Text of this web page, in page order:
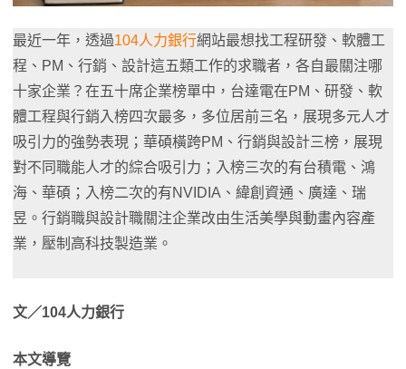
最近一年，透過104人力銀行網站最想找工程研發、軟體工
程、PM、行銷、設計這五類工作的求職者，各自最關注哪
十家企業？在五十席企業榜單中，台達電在PM、研發、軟
體工程與行銷入榜四次最多，多位居前三名，展現多元人才
吸引力的強勢表現；華碩橫跨PM、行銷與設計三榜，展現
對不同職能人才的綜合吸引力；入榜三次的有台積電、鴻
海、華碩；入榜二次的有NVIDIA、緯創資通、廣達、瑞
昱。行銷職與設計職關注企業改由生活美學與動畫內容產
業，壓制高科技製造業。
文／104人力銀行
本文導覽